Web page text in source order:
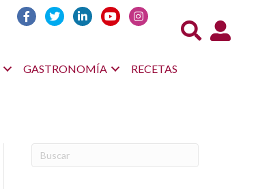
Acceso
GASTRONOMÍA
RECETAS